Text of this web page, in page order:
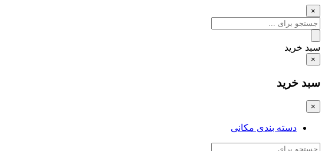
×
سبد خرید
×
سبد خرید
×
دسته بندی مکانی